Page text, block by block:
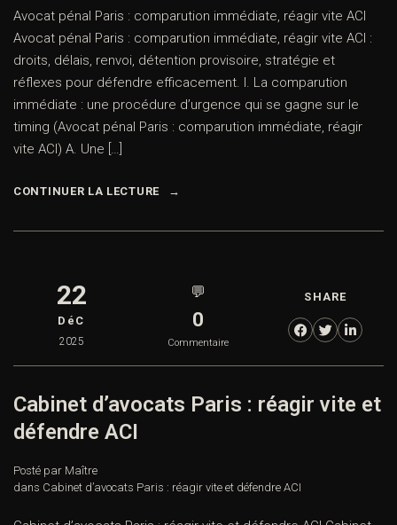
Avocat pénal Paris : comparution immédiate, réagir vite ACI
Avocat pénal Paris : comparution immédiate, réagir vite ACI :
droits, délais, renvoi, détention provisoire, stratégie et
réflexes pour défendre efficacement. I. La comparution
immédiate : une procédure d’urgence qui se gagne sur le
timing (Avocat pénal Paris : comparution immédiate, réagir
vite ACI) A. Une […]
CONTINUER LA LECTURE
22
DéC
2025
💬
0
Commentaire
SHARE
Cabinet d’avocats Paris : réagir vite et
défendre ACI
Posté par Maître
dans Cabinet d’avocats Paris : réagir vite et défendre ACI